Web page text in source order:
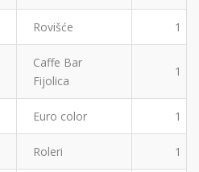
Rovišće 1
Caffe Bar
Fijolica
1
Euro color 1
Roleri 1